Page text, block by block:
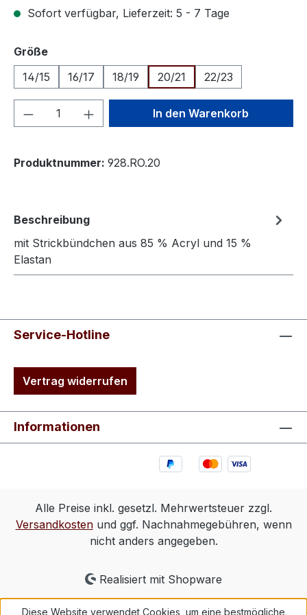
Sofort verfügbar, Lieferzeit: 5 - 7 Tage
Größeauswählen
14/15
16/17 18/19 20/21 22/23
Produkt Anzahl: Gib denIn den Warenkorb
Produktnummer: 928.RO.20
Beschreibung
mit Strickbündchen aus 85 % Acryl und 15 %
Elastan
Service-Hotline
Vertrag widerrufen
Informationen
Alle Preise inkl. gesetzl. Mehrwertsteuer zzgl.
Versandkostenund ggf. Nachnahmegebühren, wenn
nicht anders angegeben.
Realisiert mit Shopware
Diese Website verwendet Cookies, um eine bestmögliche